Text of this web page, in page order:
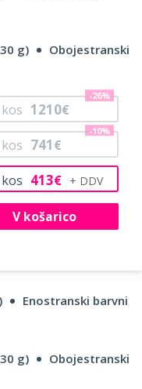
g)
Obojestranski
kos 413€
kos 741€
-10%
kos 1210€
-26%
V košarico
Enostranski barvni
g)
Obojestranski